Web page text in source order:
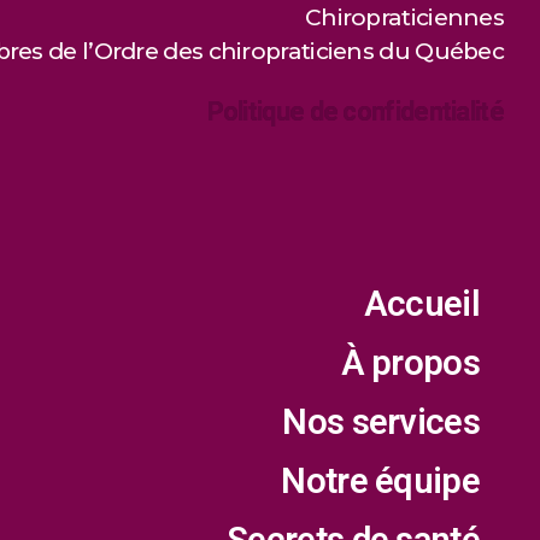
Chiropraticiennes
de l’Ordre des chiropraticiens du Québec
Politique de confidentialité
Accueil
À propos
Nos services
Notre équipe